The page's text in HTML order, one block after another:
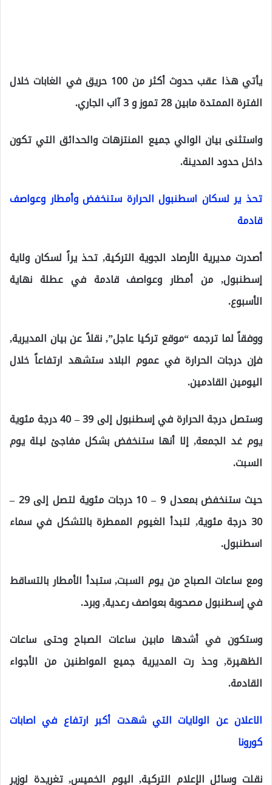
يأتي هذا عقب حدوث أكثر من 100 حريق في الغابات خلال
الفترة الممتدة مابين 28 تموز و 3 آاب الجاري.
واستثنى بيان الوالي جميع المنتزهات والحدائق التي تكون
داخل حدود المدينة.
تحذ ير لسكان اسطنبول الحرارة ستنخفض وأمطار وعواصف
قادمة
أصدرت مديرية الأرصاد الجوية التركية, تحذ يراً لسكان ولاية
إسطنبول, من أمطار وعواصف قادمة في عطلة نهاية
الأسبوع.
ووفقاً لما ترجمه “موقع تركيا عاجل”, نقلاً عن بيان المديرية,
فإن درجات الحرارة في عموم البلاد ستشهد ارتفاعاً خلال
اليومين القادمين.
وستصل درجة الحرارة في إسطنبول إلى 39 – 40 درجة مئوية
يوم غد الجمعة, إلا أنها ستنخفض بشكل مفاجئ ليلة يوم
السبت.
حيث ستنخفض بمعدل 9 – 10 درجات مئوية لتصل إلى 29 –
30 درجة مئوية, لتبدأ الغيوم الممطرة بالتشكل في سماء
اسطنبول.
ومع ساعات الصباح من يوم السبت, ستبدأ الأمطار بالتساقط
في إسطنبول مصحوبة بعواصف رعدية, وبرد.
وستكون في أشدها مابين ساعات الصباح وحتى ساعات
الظهيرة, وحذ رت المديرية جميع المواطنين من الأجواء
القادمة.
الاعلان عن الولايات التي شهدت أكبر ارتفاع في اصابات
كورونا
نقلت وسائل الإعلام التركية, اليوم الخميس, تغريدة لوزير